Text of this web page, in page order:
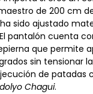
de 200 cm
sido ajustado
pantalón cuenta
que permite
sin tensionar
de patadas
Chagui.